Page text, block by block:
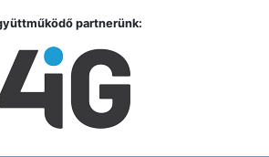
partnerünk: